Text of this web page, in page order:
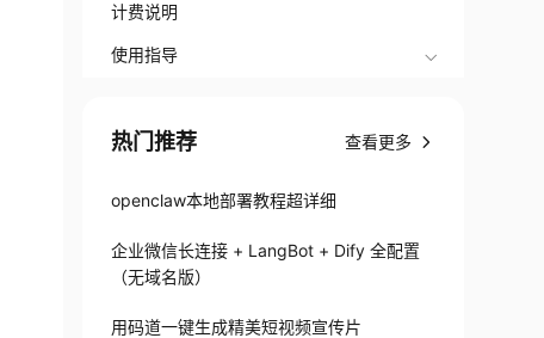
计费说明
使用指导
热门推荐 查看更多
openclaw本地部署教程超详细
企业微信长连接 + LangBot + Dify 全配置
（无域名版）
用码道一键生成精美短视频宣传片